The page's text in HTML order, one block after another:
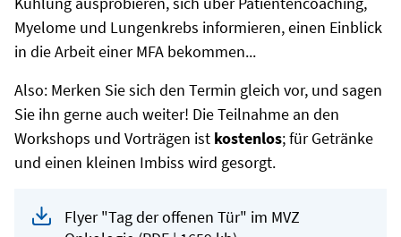
Flyer "Tag der offenen Tür" im MVZ
Myelome und Lungenkrebs informieren, einen Einblick
in die Arbeit einer MFA bekommen...
Also: Merken Sie sich den Termin gleich vor, und sagen
Sie ihn gerne auch weiter! DieTeilnahme an den
Workshops und Vorträgen ist kostenlos; für Getränke
und einen kleinen Imbiss wird gesorgt.